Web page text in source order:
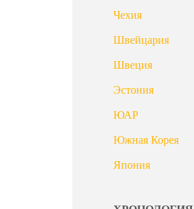
Чехия
Швейцария
Швеция
Эстония
ЮАР
Южная Корея
Япония